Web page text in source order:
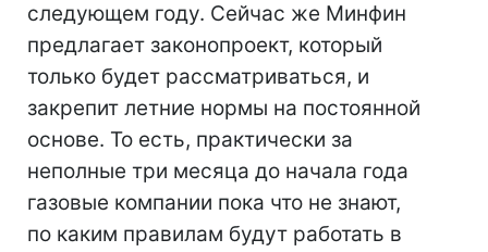
следующем году. Сейчас же Минфин
предлагает законопроект, который
только будет рассматриваться, и
закрепит летние нормы на постоянной
основе. То есть, практически за
неполные три месяца до начала года
газовые компании пока что не знают,
по каким правилам будут работать в